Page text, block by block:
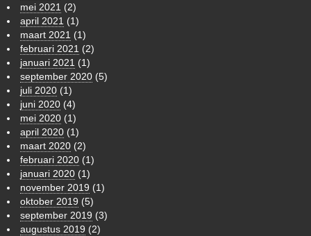
mei 2021 (2)
april 2021 (1)
maart 2021 (1)
februari 2021 (2)
januari 2021 (1)
september 2020 (5)
juli 2020 (1)
juni 2020 (4)
mei 2020 (1)
april 2020 (1)
maart 2020 (2)
februari 2020 (1)
januari 2020 (1)
november 2019 (1)
oktober 2019 (5)
september 2019 (3)
augustus 2019 (2)